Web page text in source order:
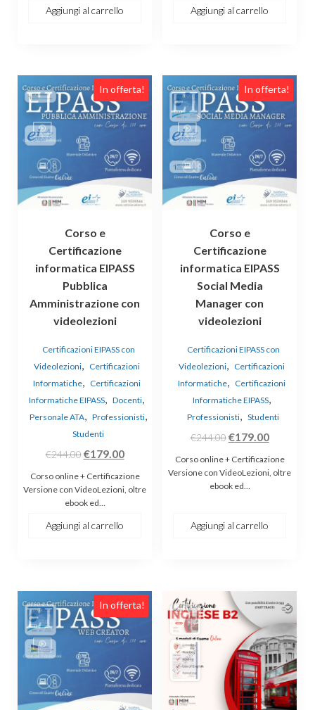
€244.00.
Aggiungi al carrello
€244.00.
Aggiungi al carrello
In offerta!
Corso e
Certificazione
informatica EIPASS
Pubblica
Amministrazione con
videolezioni
Certificazioni EIPASS con
Videolezioni, Certificazioni
Informatiche, Certificazioni
Informatiche EIPASS, Docenti,
Personale ATA, Professionisti,
Studenti
€244.00 Il
prezzo
originale
era:
€244.00.
€179.00Il
prezzo
attuale
Corso online + Certificazione
Versione con VideoLezioni, oltre
ebook ed…
Aggiungi al carrello
In offerta!
Corso e
Certificazione
informatica EIPASS
Social Media
Manager con
videolezioni
Certificazioni EIPASS con
Videolezioni, Certificazioni
Informatiche, Certificazioni
Informatiche EIPASS,
Professionisti, Studenti
€244.00Il
prezzo
originale
era:
€179.00Il
prezzo
attuale
Corso online + Certificazione
Versione con VideoLezioni, oltre
ebook ed…
Aggiungi al carrello
In offerta!
Questo
prodotto
ha
più
opzioni